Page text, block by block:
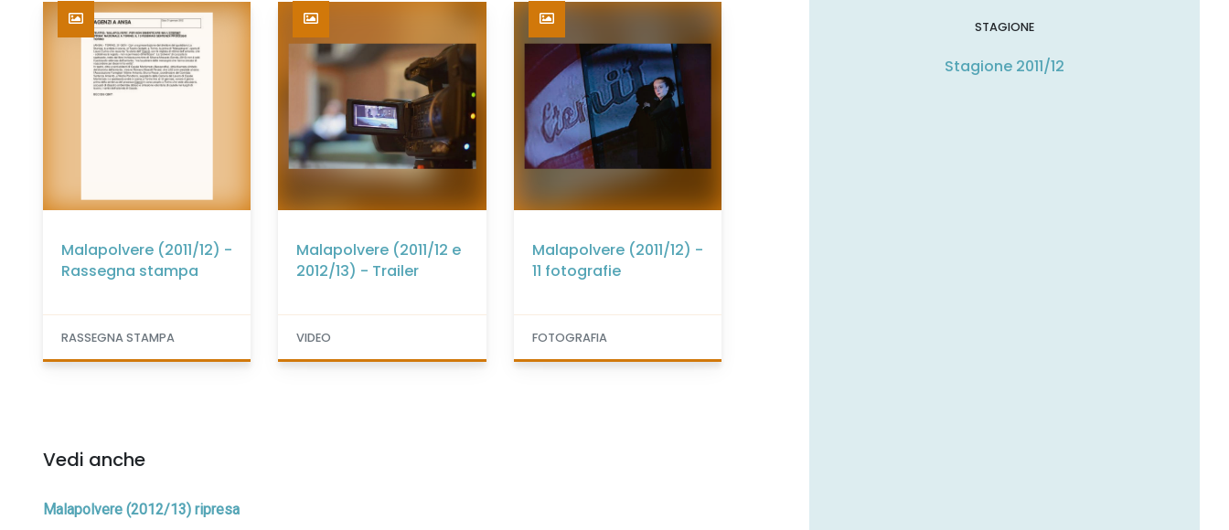
Malapolvere (2011/12) -
Rassegna stampa
RASSEGNA STAMPA
Malapolvere (2011/12 e
2012/13) - Trailer
VIDEO
Malapolvere (2011/12) -
11 fotografie
FOTOGRAFIA
Vedi anche
Malapolvere (2012/13) ripresa
STAGIONE
Stagione 2011/12